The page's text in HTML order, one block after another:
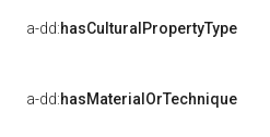
a-dd:hasCulturalPropertyType
a-dd:hasMaterialOrTechnique